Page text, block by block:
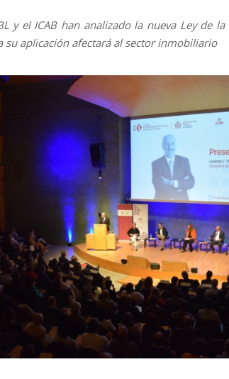
y el ICAB han analizado la nueva Ley de
su aplicación afectará al sector inmobiliario